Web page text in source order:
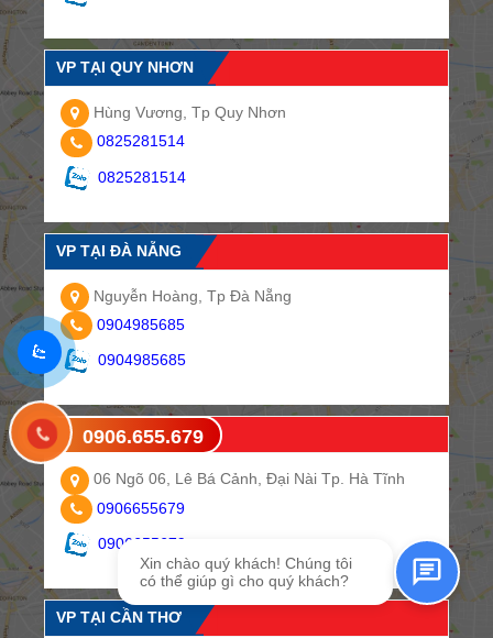
VP TẠI QUY NHƠN
Hùng Vương, Tp Quy Nhơn
0825281514
0825281514
VP TẠI ĐÀ NẴNG
Nguyễn Hoàng, Tp Đà Nẵng
0904985685
0904985685
VP TẠI HÀ TĨNH
06 Ngõ 06, Lê Bá Cảnh, Đại Nài Tp. Hà Tĩnh
0906655679
0906655679
VP TẠI CẦN THƠ
0906.655.679
Xin chào quý khách! Chúng tôi
có thể giúp gì cho quý khách?